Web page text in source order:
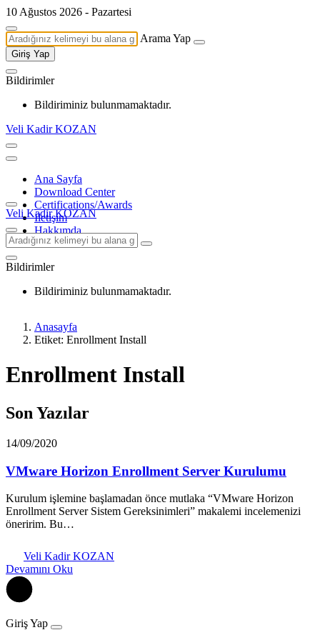
10 Ağustos 2026 - Pazartesi
Arama Yap
Giriş Yap
Bildirimler
Bildiriminiz bulunmamaktadır.
Veli Kadir KOZAN
Ana Sayfa
Download Center
Certifications/Awards
İletişim
Hakkımda
Veli Kadir KOZAN
Bildirimler
Bildiriminiz bulunmamaktadır.
Anasayfa
Etiket: Enrollment Install
Enrollment Install
Son Yazılar
14/09/2020
VMware Horizon Enrollment Server Kurulumu
Kurulum işlemine başlamadan önce mutlaka “VMware Horizon
Enrollment Server Sistem Gereksinimleri” makalemi incelemenizi
öneririm. Bu…
Veli Kadir KOZAN
Devamını Oku
Giriş Yap